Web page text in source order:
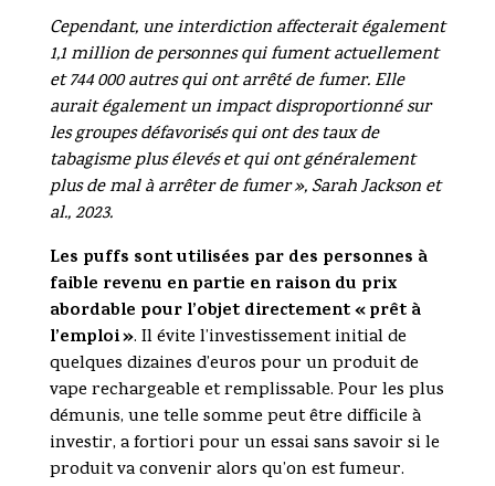
Cependant, une interdiction affecterait également
1,1 million de personnes qui fument actuellement
et 744 000 autres qui ont arrêté de fumer. Elle
aurait également un impact disproportionné sur
les groupes défavorisés qui ont des taux de
tabagisme plus élevés et qui ont généralement
plus de mal à arrêter de fumer », Sarah Jackson et
al., 2023.
Les puffs sont utilisées par des personnes à
faible revenu en partie en raison du prix
abordable pour l’objet directement « prêt à
l’emploi ». Il évite l’investissement initial de
quelques dizaines d’euros pour un produit de
vape rechargeable et remplissable. Pour les plus
démunis, une telle somme peut être difficile à
investir, a fortiori pour un essai sans savoir si le
produit va convenir alors qu’on est fumeur.